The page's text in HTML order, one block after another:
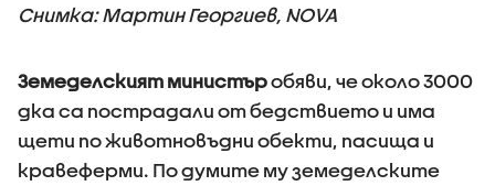
Снимка: Мартин Георгиев, NOVA
Земеделският министъробяви, че около 3000
дка са пострадали от бедствието и има
щети по животновъдни обекти, пасища и
кравеферми. По думите му земеделските